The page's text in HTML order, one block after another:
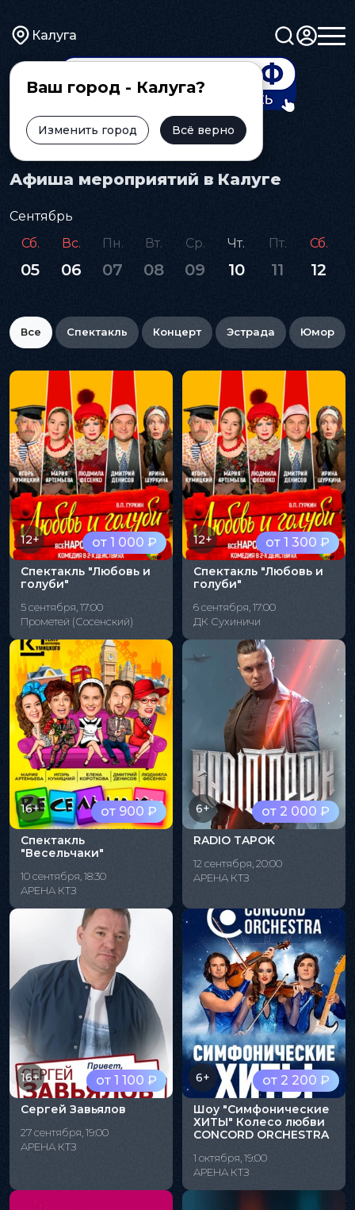
Калуга
Ваш город - Калуга?
Изменить город Всё верно
Главная Афиша
Афиша мероприятий в Калуге
Сентябрь
Сб.
05
Вс.
06
Пн.
07
Вт.
08
Ср.
09
Чт.
10
Пт.
11
Сб.
12
Все Спектакль Концерт Эстрада Юмор
от 1 000 ₽
12+
Спектакль "Любовь и
голуби"
5 сентября, 17:00
Прометей (Сосенский)
от 1 300 ₽
12+
Спектакль "Любовь и
голуби"
6 сентября, 17:00
ДК Сухиничи
от 900 ₽
16+
Спектакль
"Весельчаки"
10 сентября, 18:30
АРЕНА КТЗ
от 2 000 ₽
6+
RADIO TAPOK
12 сентября, 20:00
АРЕНА КТЗ
от 1 100 ₽
16+
Сергей Завьялов
27 сентября, 19:00
АРЕНА КТЗ
от 2 200 ₽
6+
Шоу "Симфонические
ХИТЫ" Колесо любви
CONCORD ORCHESTRA
1 октября, 19:00
АРЕНА КТЗ